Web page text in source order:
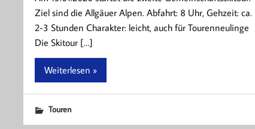
Ziel sind die Allgäuer Alpen. Abfahrt: 8 Uhr, Gehzeit: ca.
2-3 Stunden Charakter: leicht, auch für Tourenneulinge
Die Skitour […]
Weiterlesen »
Touren